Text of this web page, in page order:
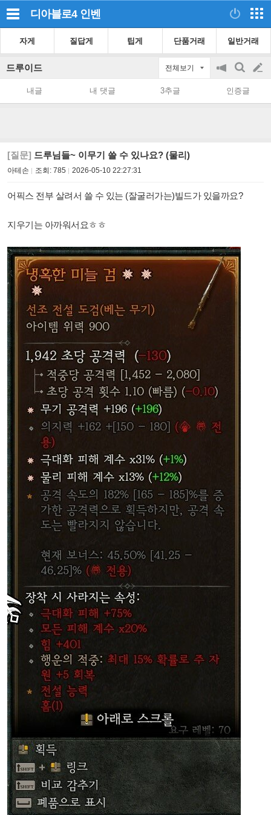
디아블로4 인벤
자게 질답게 팁게 단품거래 일반거래
드루이드 전체보기
공
on/off
검
색
글
쓰
내글 내 댓글 3추글 인증글
[질문] 드루님들~ 이무기 쓸 수 있나요? (물리)
아테손 조회: 785 2026-05-10 22:27:31
어픽스 전부 살려서 쓸 수 있는 (잘굴러가는)빌드가 있을까요?
지우기는 아까워서요ㅎㅎ